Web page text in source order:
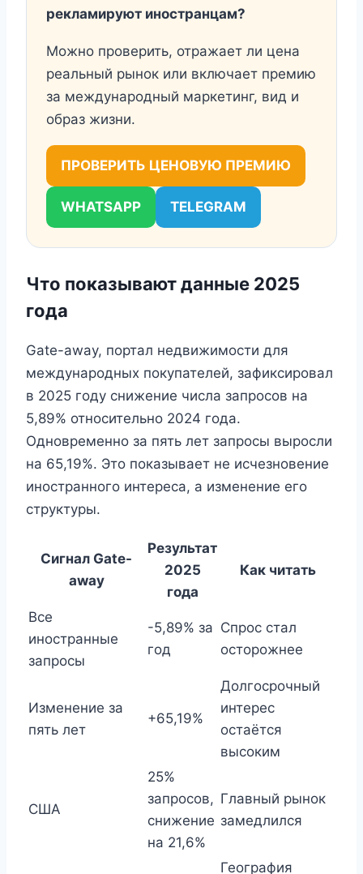
рекламируют иностранцам?
Можно проверить, отражает ли цена
реальный рынок или включает премию
за международный маркетинг, вид и
образ жизни.
ПРОВЕРИТЬ ЦЕНОВУЮ ПРЕМИЮ
WHATSAPP TELEGRAM
Что показывают данные 2025
года
Gate-away, портал недвижимости для
международных покупателей, зафиксировал
в 2025 году снижение числа запросов на
5,89% относительно 2024 года.
Одновременно за пять лет запросы выросли
на 65,19%. Это показывает не исчезновение
иностранного интереса, а изменение его
структуры.
Сигнал Gate-
away
Результат
2025
года
Как читать
Все
иностранные
запросы
-5,89% за
год
Спрос стал
осторожнее
Изменение за
пять лет
+65,19%
Долгосрочный
интерес
остаётся
высоким
США
25%
запросов,
снижение
на 21,6%
Главный рынок
замедлился
География